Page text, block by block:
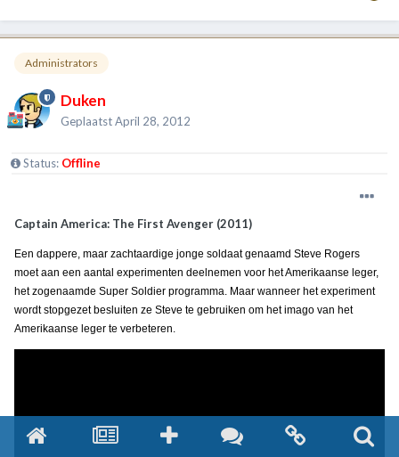
Administrators
Duken
GeplaatstApril 28, 2012
Status: Offline
Captain America: The First Avenger (2011)
Een dappere, maar zachtaardige jonge soldaat genaamd Steve Rogers
moet aan een aantal experimenten deelnemen voor het Amerikaanse leger,
het zogenaamde Super Soldier programma. Maar wanneer het experiment
wordt stopgezet besluiten ze Steve te gebruiken om het imago van het
Amerikaanse leger te verbeteren.